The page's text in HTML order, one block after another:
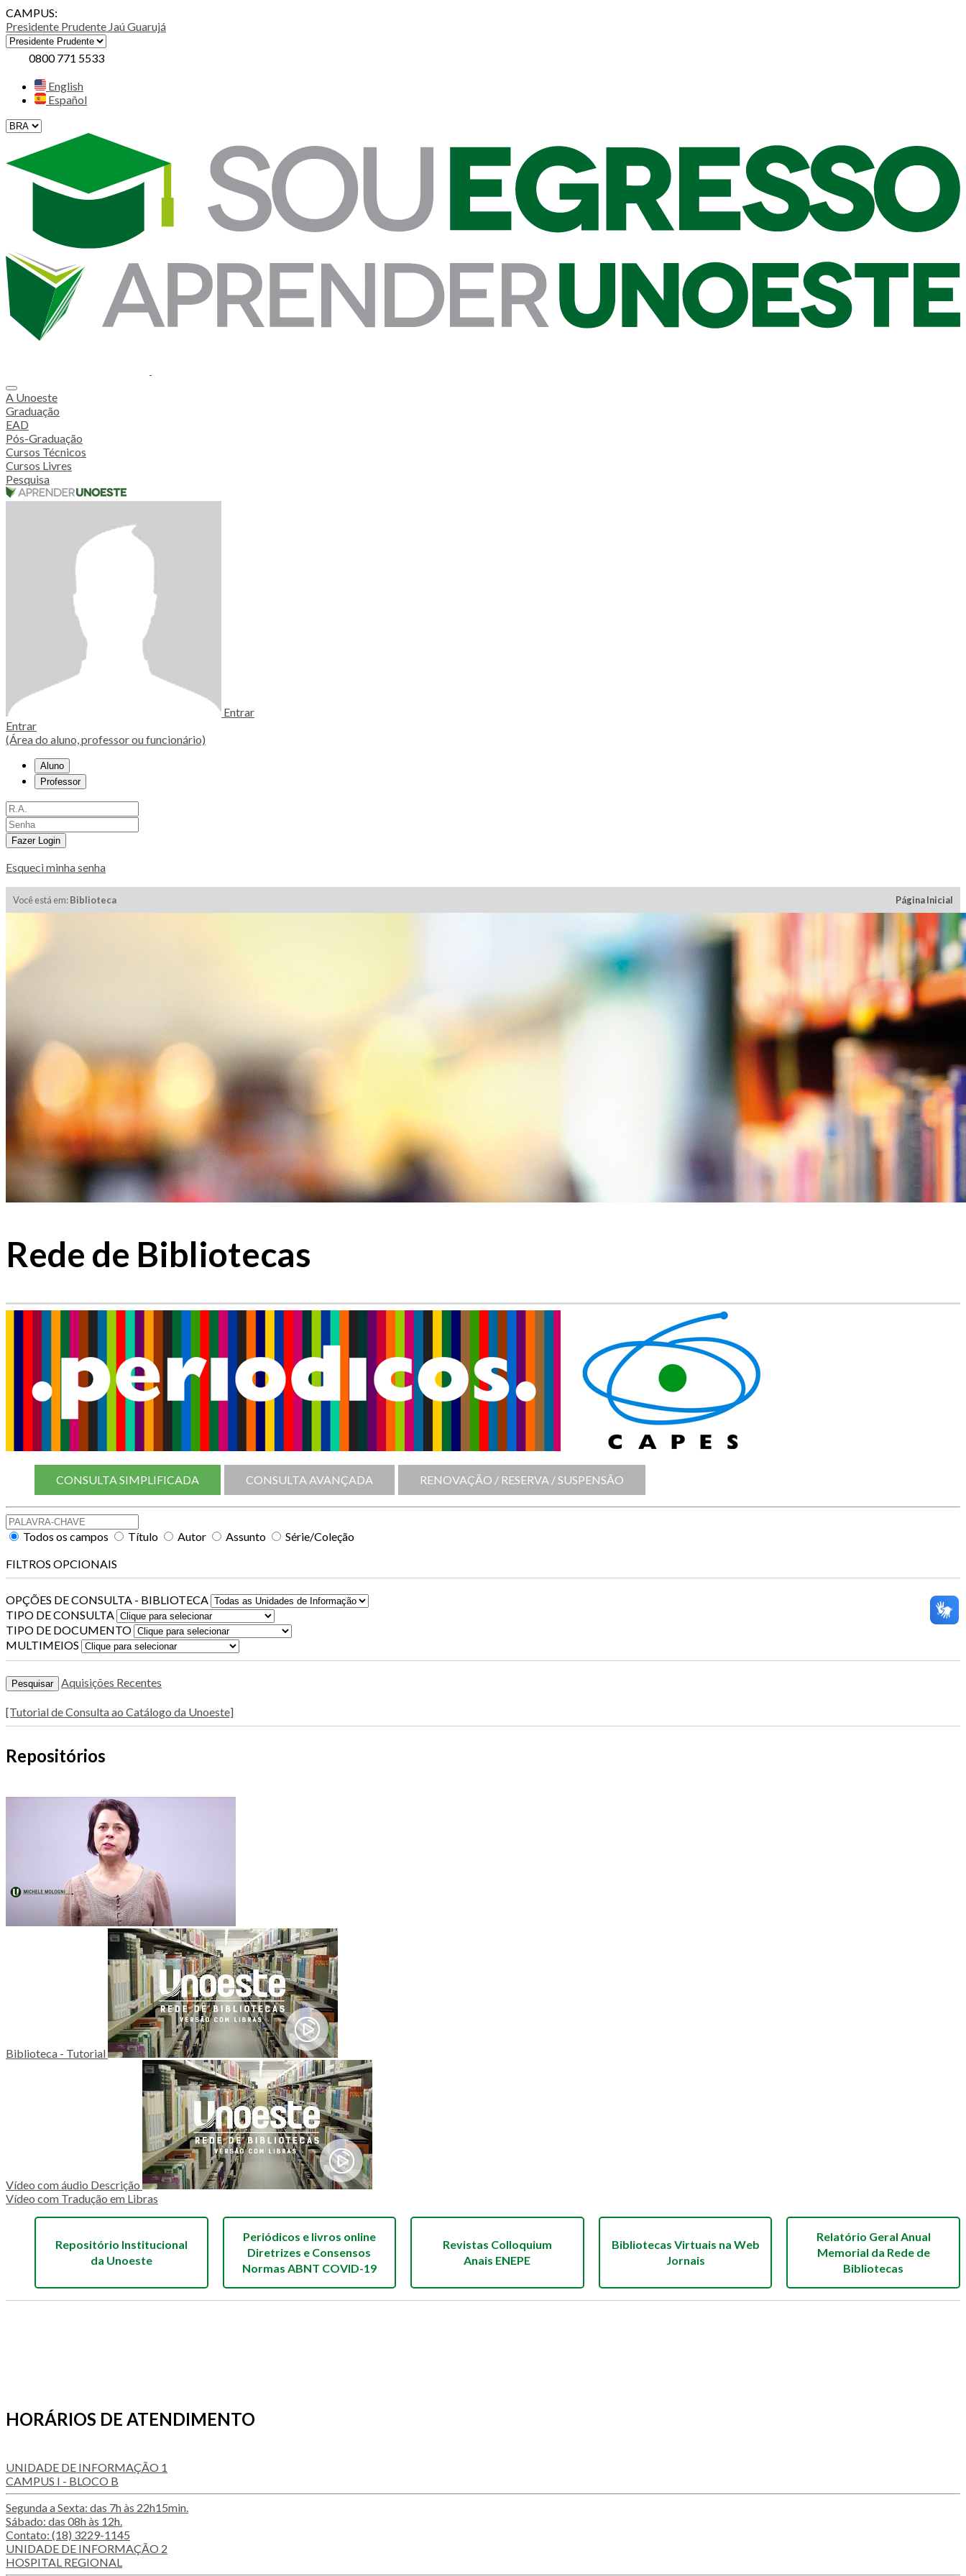
CAMPUS:
Presidente Prudente JaúGuarujá
0800 771 5533
English
Español
A Unoeste
Graduação
EAD
Pós-Graduação
Cursos Técnicos
Cursos Livres
Pesquisa
Entrar
Entrar
(Área do aluno, professor ou funcionário)
Aluno
Professor
Fazer Login
Esqueci minha senha
Você está em:Biblioteca Página Inicial
Rede de Bibliotecas
CONSULTA SIMPLIFICADA CONSULTA AVANÇADA RENOVAÇÃO / RESERVA / SUSPENSÃO
Todos os campos Título Autor Assunto
Série/Coleção
FILTROS OPCIONAIS
OPÇÕES DE CONSULTA - BIBLIOTECA
TIPO DE CONSULTA
TIPO DE DOCUMENTO
MULTIMEIOS
Aquisições Recentes
[Tutorial de Consulta ao Catálogo da Unoeste]
Repositórios
Biblioteca - Tutorial
Vídeo com áudio Descrição
Vídeo com Tradução em Libras
Repositório Institucional
da Unoeste
Periódicos e livros online
Diretrizes e Consensos
Normas ABNT COVID-19
Revistas Colloquium
Anais ENEPE
Bibliotecas Virtuais na Web
Jornais
Relatório Geral Anual
Memorial da Rede de
Bibliotecas
HORÁRIOS DE ATENDIMENTO
UNIDADE DE INFORMAÇÃO 1
CAMPUS I - BLOCO B
Segunda a Sexta: das 7h às 22h15min.
Sábado: das 08h às 12h.
Contato: (18) 3229-1145
UNIDADE DE INFORMAÇÃO 2
HOSPITAL REGIONAL